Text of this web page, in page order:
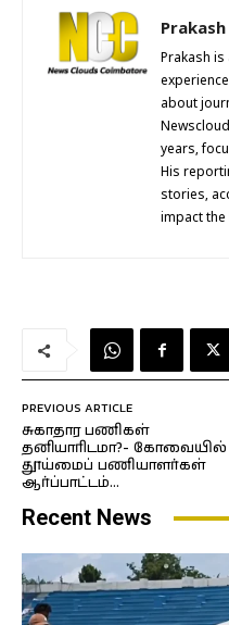
Prakash
Prakash
about
years,
His
stories,
impact the
PREVIOUS ARTICLE
சுகாதார பணிகள்
தனியாரிடமா?- கோவையில்
தூய்மைப் பணியாளர்கள்
ஆர்ப்பாட்டம்…
Recent News